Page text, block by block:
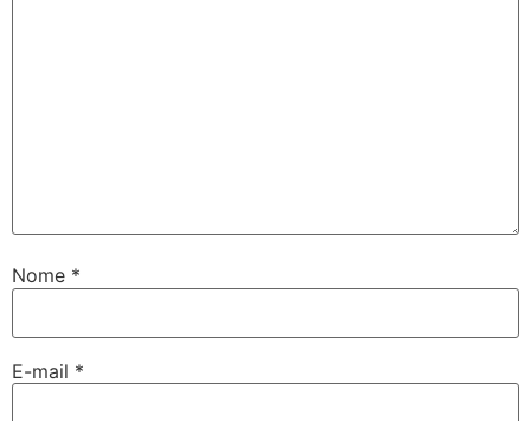
Nome *
E-mail *